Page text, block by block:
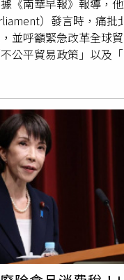
現貨價格則顯著高於
責人上週表示，將建
濟的影響。喬治艾娃也
畫署」（WFP）和「
，關注糧食安全問題
持續至6月，數百萬人
目前尚未出現糧食危機
。
銀行」（Standard
家丁爽指出，SWIFT
民幣交易亦可透過
中國優先發展自身的
交易規模，可能越來
月的國家級大型國際
Forum）
金融領域「高水準對外
互通。國際貨幣基金
Fund，IMF）前
亦呼籲擴展CIPS，使
高效，作為推進人民幣
緊張，以及全球開始擔
of the US dollar）
性的跨境支付系統，以
對CIPS業務規則進行
《南華早報》報導，
）發言時，痛批
並呼籲緊急改革全球
不公平貿易政策」以及
歐盟執委會正「密切
的增加情況。」這位
安全及機構關係和透
的貿易逆差達到3,600
這種情況是不可持續的
IMF）的研究聲稱，中國
「各類型國家補貼」。
啟動超過200起貿易防
論框架下……我們必須
般貿易調查平均需時「
提出正式申訴。這樣的
行動的時機。」據悉，
Parliament Trade